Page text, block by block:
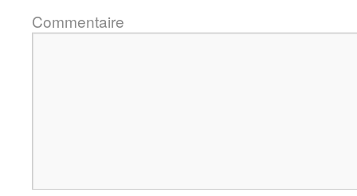
Commentaire